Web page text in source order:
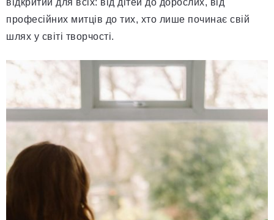
відкритий для всіх: від дітей до дорослих, від
професійних митців до тих, хто лише починає свій
шлях у світі творчості.